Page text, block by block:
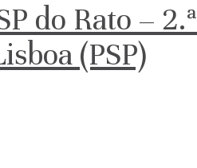
do Rato – 2.ª
(PSP)